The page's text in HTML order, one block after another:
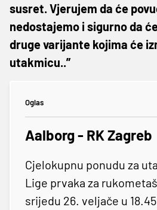
susret. Vjerujem da će
nedostajemo i sigurno da
druge varijante kojima će
utakmicu..”
Oglas
Aalborg - RK Zagreb
Cjelokupnu ponudu za
Lige prvaka za
srijedu 26. veljače u